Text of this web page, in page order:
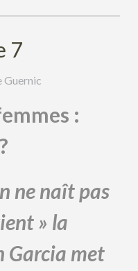
7
Guernic
:
ne naît pas
» la
Garcia met